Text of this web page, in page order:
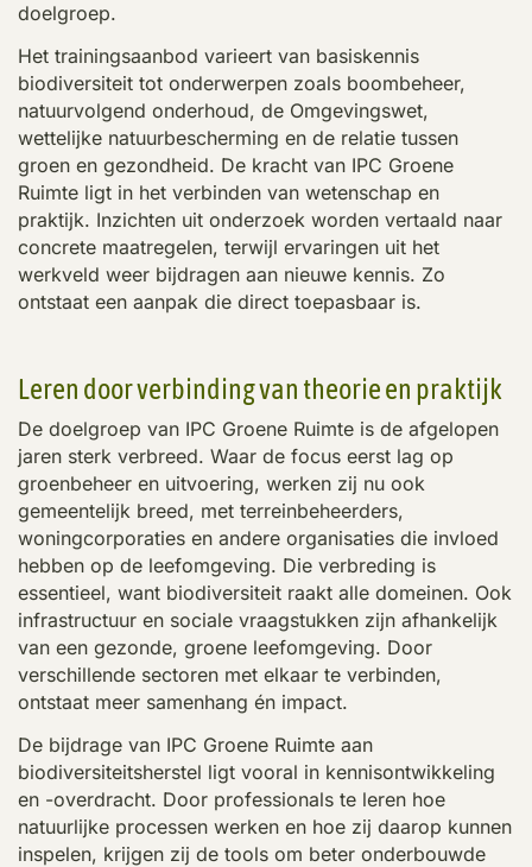
doelgroep.
Het trainingsaanbod varieert van basiskennis
biodiversiteit tot onderwerpen zoals boombeheer,
natuurvolgend onderhoud, de Omgevingswet,
wettelijke natuurbescherming en de relatie tussen
groen en gezondheid. De kracht van IPC Groene
Ruimte ligt in het verbinden van wetenschap en
praktijk. Inzichten uit onderzoek worden vertaald naar
concrete maatregelen, terwijl ervaringen uit het
werkveld weer bijdragen aan nieuwe kennis. Zo
ontstaat een aanpak die direct toepasbaar is.
Leren door verbinding van theorie en praktijk
De doelgroep van IPC Groene Ruimte is de afgelopen
jaren sterk verbreed. Waar de focus eerst lag op
groenbeheer en uitvoering, werken zij nu ook
gemeentelijk breed, met terreinbeheerders,
woningcorporaties en andere organisaties die invloed
hebben op de leefomgeving. Die verbreding is
essentieel, want biodiversiteit raakt alle domeinen. Ook
infrastructuur en sociale vraagstukken zijn afhankelijk
van een gezonde, groene leefomgeving. Door
verschillende sectoren met elkaar te verbinden,
ontstaat meer samenhang én impact.
De bijdrage van IPC Groene Ruimte aan
biodiversiteitsherstel ligt vooral in kennisontwikkeling
en -overdracht. Door professionals te leren hoe
natuurlijke processen werken en hoe zij daarop kunnen
inspelen, krijgen zij de tools om beter onderbouwde